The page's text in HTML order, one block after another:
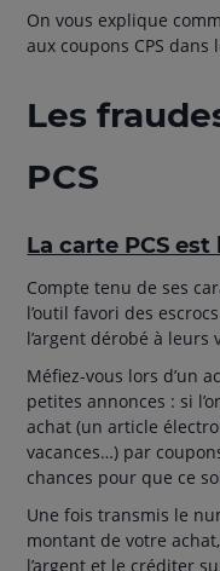
On vous explique
aux coupons CPS
Les
PCS
La carte PCS
Compte tenu de ses
l’outil favori des
l’argent dérobé à leurs
Méfiez-vous lors d’un
petites annonces : si
achat (un article
vacances…) par
chances pour que ce
Une fois transmis le
montant de votre
l’argent et le créditer